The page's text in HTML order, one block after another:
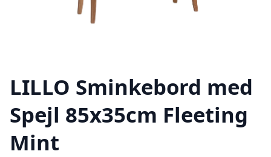
LILLO Sminkebord med
Spejl 85x35cm Fleeting
Mint